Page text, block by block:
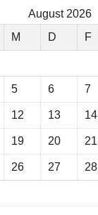
August 2026
M D F
5 6 7
12 13 14
19 20 21
26 27 28